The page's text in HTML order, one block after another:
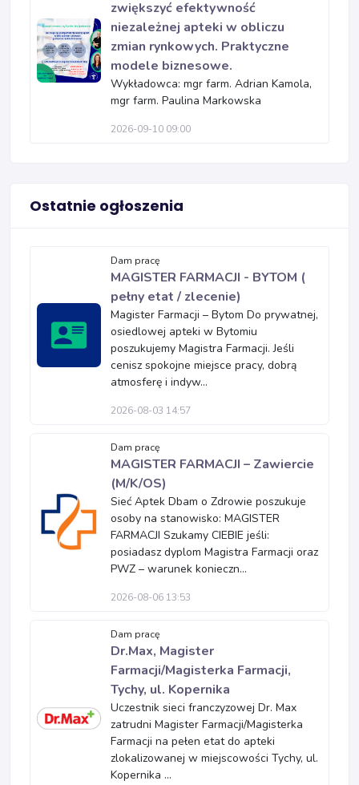
zwiększyć efektywność
niezależnej apteki w obliczu
zmian rynkowych. Praktyczne
modele biznesowe.
Wykładowca: mgr farm. Adrian Kamola,
mgr farm. Paulina Markowska
2026-09-10 09:00
Ostatnie ogłoszenia
Dam pracę
MAGISTER FARMACJI - BYTOM (
pełny etat / zlecenie)
Magister Farmacji – Bytom Do prywatnej,
osiedlowej apteki w Bytomiu
poszukujemy Magistra Farmacji. Jeśli
cenisz spokojne miejsce pracy, dobrą
atmosferę i indyw...
2026-08-03 14:57
Dam pracę
MAGISTER FARMACJI – Zawiercie
(M/K/OS)
Sieć Aptek Dbam o Zdrowie poszukuje
osoby na stanowisko: MAGISTER
FARMACJI Szukamy CIEBIE jeśli:
posiadasz dyplom Magistra Farmacji oraz
PWZ – warunek konieczn...
2026-08-06 13:53
Dam pracę
Dr.Max, Magister
Farmacji/Magisterka Farmacji,
Tychy, ul. Kopernika
Uczestnik sieci franczyzowej Dr. Max
zatrudni Magister Farmacji/Magisterka
Farmacji na pełen etat do apteki
zlokalizowanej w miejscowości Tychy, ul.
Kopernika ...